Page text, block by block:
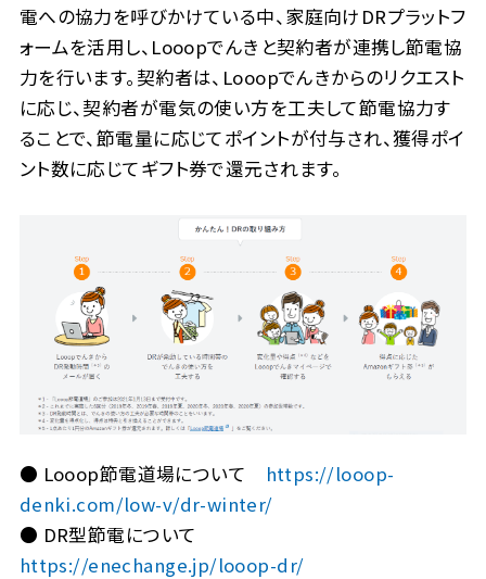
電への協力を呼びかけている中、家庭向けDRプラットフ
ォームを活用し、Looopでんきと契約者が連携し節電協
力を行います。契約者は、Looopでんきからのリクエスト
に応じ、契約者が電気の使い方を工夫して節電協力す
ることで、節電量に応じてポイントが付与され、獲得ポイ
ント数に応じてギフト券で還元されます。
● Looop節電道場について
https://looop-
denki.com/low-v/dr-winter/
● DR型節電について
https://enechange.jp/looop-dr/